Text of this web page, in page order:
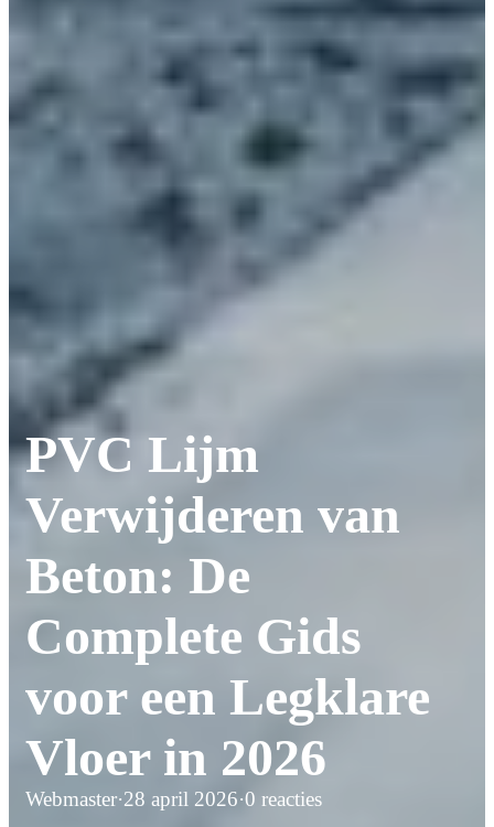
PVC Lijm
Verwijderen van
Beton: De
Complete Gids
voor een Legklare
Vloer in 2026
Webmaster·28 april 2026·0 reacties